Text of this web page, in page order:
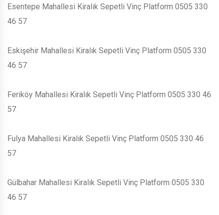
Esentepe Mahallesi Kiralık Sepetli Vinç Platform 0505 330
46 57
Eskişehir Mahallesi Kiralık Sepetli Vinç Platform 0505 330
46 57
Feriköy Mahallesi Kiralık Sepetli Vinç Platform 0505 330 46
57
Fulya Mahallesi Kiralık Sepetli Vinç Platform 0505 330 46
57
Gülbahar Mahallesi Kiralık Sepetli Vinç Platform 0505 330
46 57